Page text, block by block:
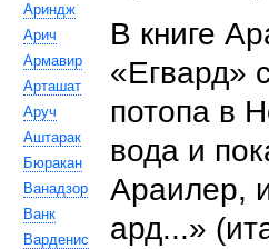
Ариндж
Арич
Армавир
Арташат
Аруч
Аштарак
Бюракан
Ванадзор
Ванк
Варденис
В книге
«Егвард»
потопа в
вода и
Араилер,
ард...»